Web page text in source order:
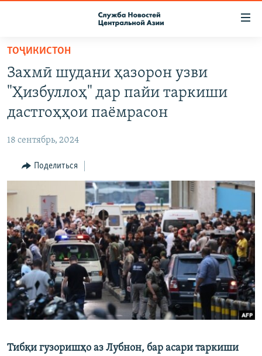
Вернуться
основному
содержанию
главной
навигации
Вернутся
поиску
ПОДПИСКА
КОНТАКТЫ
НАСТОЯЩЕЕ ВРЕМЯ
МИГРАНТ МЕДИА
ТОҶИКИСТОН
Захмӣ шудани ҳазорон узви
"Ҳизбуллоҳ" дар пайи таркиши
дастгоҳҳои паёмрасон
18 сентябрь, 2024
Поделиться
Тибқи гузоришҳо аз Лубнон, бар асари таркиши